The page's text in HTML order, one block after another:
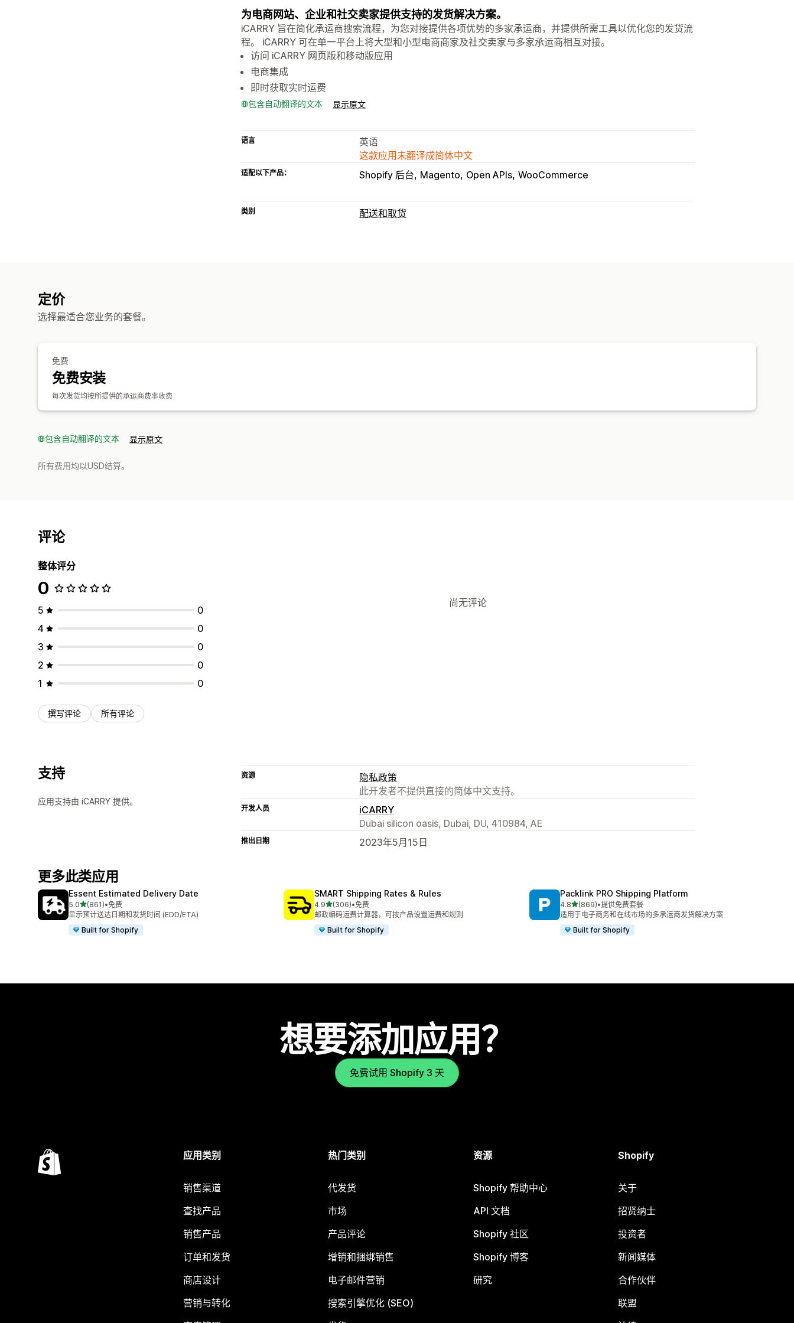
为电商网站、企业和社交卖家提供支持的发货解决方案。
iCARRY 旨在简化承运商搜索流程，为您对接提供各项优势的多家承运商，并提供所需工具以优化您的发货流
程。 iCARRY 可在单一平台上将大型和小型电商商家及社交卖家与多家承运商相互对接。
访问 iCARRY 网页版和移动版应用
电商集成
即时获取实时运费
包含自动翻译的文本 显示原文
语言
英语
这款应用未翻译成简体中文
适配以下产品： Shopify 后台 Magento Open APIs WooCommerce
类别 配送和取货
定价
选择最适合您业务的套餐。
免费
免费安装
每次发货均按所提供的承运商费率收费
包含自动翻译的文本 显示原文
所有费用均以USD结算。
评论
整体评分
0
5
0
4
0
3
0
2
0
1
0
撰写评论 所有评论
尚无评论
支持
应用支持由 iCARRY 提供。
资源
隐私政策
此开发者不提供直接的简体中文支持。
开发人员
iCARRY
Dubai silicon oasis, Dubai, DU, 410984, AE
推出日期 2023年5月15日
更多此类应用
Essent Estimated Delivery Date
5.0星（满分 5 星）
(861)
总共 861 条评论
•免费
显示预计送达日期和发货时间 (EDD/ETA)
Built for Shopify
SMART Shipping Rates & Rules
4.9星（满分 5 星）
(306)
总共 306 条评论
•免费
邮政编码运费计算器，可按产品设置运费和规则
Built for Shopify
Packlink PRO Shipping Platform
4.8星（满分 5 星）
(869)
总共 869 条评论
•提供免费套餐
适用于电子商务和在线市场的多承运商发货解决方案
Built for Shopify
想要添加应用？
免费试用 Shopify 3 天
应用类别
销售渠道
查找产品
销售产品
订单和发货
商店设计
营销与转化
热门类别
代发货
市场
产品评论
增销和捆绑销售
电子邮件营销
搜索引擎优化 (SEO)
资源
Shopify 帮助中心
API 文档
Shopify 社区
Shopify 博客
研究
Shopify
关于
招贤纳士
投资者
新闻媒体
合作伙伴
联盟